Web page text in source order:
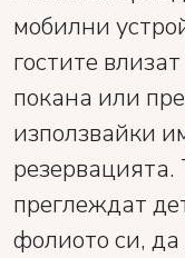
мобилни
гостите
покана или
използвайки
резервацията.
преглеждат
фолиото си,